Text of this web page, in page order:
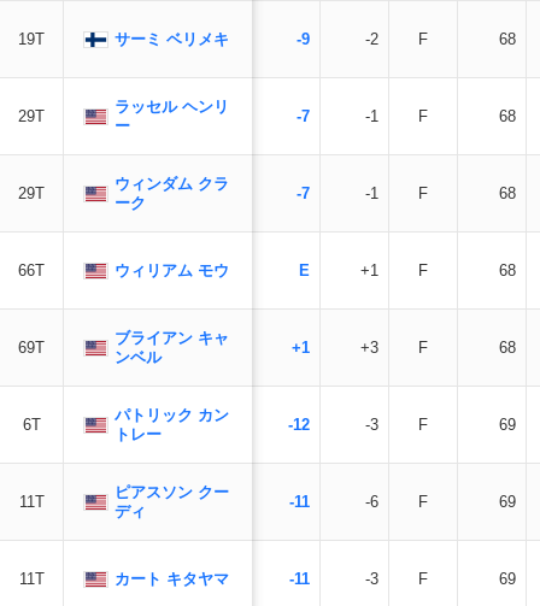
19T サーミ ベリメキ
29T
ラッセル ヘンリ
ー
29T
ウィンダム クラ
ーク
66T ウィリアム モウ
69T
ブライアン キャ
ンベル
6T
パトリック カン
トレー
11T
ピアスソン クー
ディ
11T カート キタヤマ
-9 -2 F 68
-7 -1 F 68
-7 -1 F 68
E +1 F 68
+1 +3 F 68
-12 -3 F 69
-11 -6 F 69
-11 -3 F 69